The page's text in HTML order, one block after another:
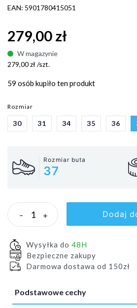
EAN: 5901780415051
279,00 zł
W magazynie
279,00 zł /szt.
59 osób kupiło ten produkt
Rozmiar
30 31 34 35 36
Rozmiar buta
37
- + Dodaj
Wysyłka do 48H
Bezpieczne zakupy
Darmowa dostawa od 150zł
Podstawowe cechy